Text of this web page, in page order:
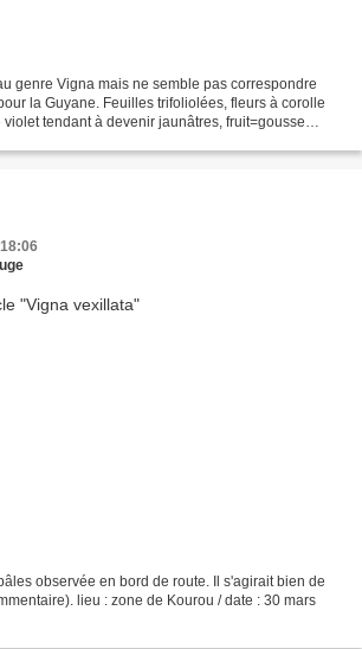
genre Vigna mais ne semble pas correspondre
la Guyane. Feuilles trifoliolées, fleurs à corolle
tendant à devenir jaunâtres, fruit=gousse
observée en bord de route. Il s'agirait bien de
lieu : zone de Kourou / date : 30 mars